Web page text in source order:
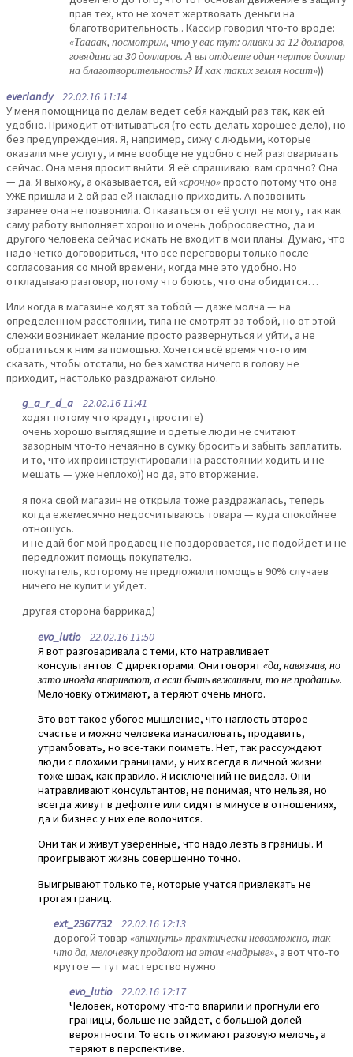
прав тех, кто не хочет жертвовать деньги на
благотворительность.. Кассир говорил что-то вроде:
«Таааак, посмотрим, что у вас тут: оливки за 12 долларов,
говядина за 30 долларов. А вы отдаете один чертов доллар
на благотворительность? И как таких земля носит»))
everlandy22.02.16 11:14
У меня помощница по делам ведет себя каждый раз так, как ей
удобно. Приходит отчитываться (то есть делать хорошее дело), но
без предупреждения. Я, например, сижу с людьми, которые
оказали мне услугу, и мне вообще не удобно с ней разговаривать
сейчас. Она меня просит выйти. Я её спрашиваю: вам срочно? Она
— да. Я выхожу, а оказывается, ей «срочно»просто потому что она
УЖЕ пришла и 2-ой раз ей накладно приходить. А позвонить
заранее она не позвонила. Отказаться от её услуг не могу, так как
саму работу выполняет хорошо и очень добросовестно, да и
другого человека сейчас искать не входит в мои планы. Думаю, что
надо чётко договориться, что все переговоры только после
согласования со мной времени, когда мне это удобно. Но
откладываю разговор, потому что боюсь, что она обидится…
Или когда в магазине ходят за тобой — даже молча — на
определенном расстоянии, типа не смотрят за тобой, но от этой
слежки возникает желание просто развернуться и уйти, а не
обратиться к ним за помощью. Хочется всё время что-то им
сказать, чтобы отстали, но без хамства ничего в голову не
приходит, настолько раздражают сильно.
g_a_r_d_a 22.02.16 11:41
ходят потому что крадут, простите)
очень хорошо выглядящие и одетые люди не считают
зазорным что-то нечаянно в сумку бросить и забыть заплатить.
и то, что их проинструктировали на расстоянии ходить и не
мешать — уже неплохо)) но да, это вторжение.
я пока свой магазин не открыла тоже раздражалась, теперь
когда ежемесячно недосчитываюсь товара — куда спокойнее
отношусь.
и не дай бог мой продавец не поздоровается, не подойдет и не
передложит помощь покупателю.
покупатель, которому не предложили помощь в 90% случаев
ничего не купит и уйдет.
другая сторона баррикад)
evo_lutio22.02.16 11:50
Я вот разговаривала с теми, кто натравливает
консультантов. С директорами. Они говорят«да, навязчив, но
зато иногда впаривают, а если быть вежливым, то не продашь».
Мелочовку отжимают, а теряют очень много.
Это вот такое убогое мышление, что наглость второе
счастье и можно человека изнасиловать, продавить,
утрамбовать, но все-таки поиметь. Нет, так рассуждают
люди с плохими границами, у них всегда в личной жизни
тоже швах, как правило. Я исключений не видела. Они
натравливают консультантов, не понимая, что нельзя, но
всегда живут в дефолте или сидят в минусе в отношениях,
да и бизнес у них еле волочится.
Они так и живут уверенные, что надо лезть в границы. И
проигрывают жизнь совершенно точно.
Выигрывают только те, которые учатся привлекать не
трогая границ.
ext_2367732 22.02.16 12:13
дорогой товар «впихнуть» практически невозможно, так
что да, мелочевку продают на этом «надрыве», а вот что-то
крутое — тут мастерство нужно
evo_lutio22.02.16 12:17
Человек, которому что-то впарили и прогнули его
границы, больше не зайдет, с большой долей
вероятности. То есть отжимают разовую мелочь, а
теряют в перспективе.